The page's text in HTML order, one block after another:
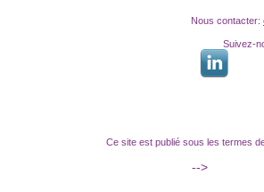
Nous contacter:
Suivez-
Ce site est publié sous les termes
-->